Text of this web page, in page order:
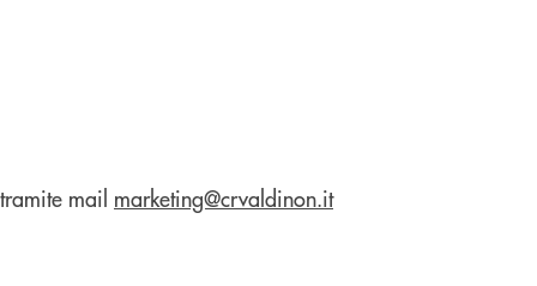
mail marketing@crvaldinon.it